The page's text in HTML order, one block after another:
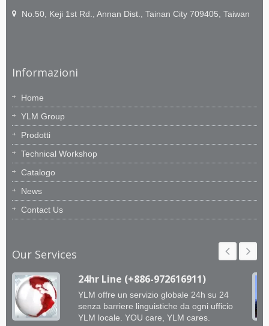
No.50, Keji 1st Rd., Annan Dist., Tainan City 709405, Taiwan
Informazioni
Home
YLM Group
Prodotti
Technical Workshop
Catalogo
News
Contact Us
Our Services
24hr Line (+886-972616911)
YLM offre un servizio globale 24h su 24
senza barriere linguistiche da ogni ufficio
YLM locale. YOU care, YLM cares.